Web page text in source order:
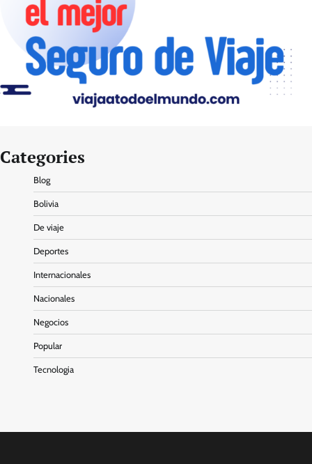
Categories
Blog
Bolivia
De viaje
Deportes
Internacionales
Nacionales
Negocios
Popular
Tecnologia